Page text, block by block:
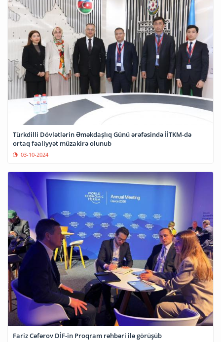
Türkdilli Dövlətlərin Əməkdaşlıq Günü ərəfəsində İİTKM-də
ortaq fəaliyyət müzakirə olunub
03-10-2024
Fariz Cəfərov DİF-in Proqram rəhbəri ilə görüşüb